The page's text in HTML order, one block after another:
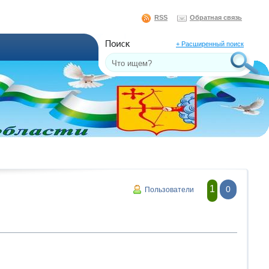
RSS Обратная связь
+ Расширенный поиск
1 0
Пользователи